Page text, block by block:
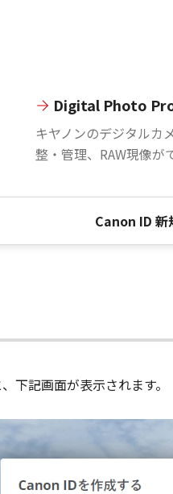
Digital Photo
キヤノンのデジタルカ
整・管理、RAW現像が
Canon ID 新
下記画面が表示されます。